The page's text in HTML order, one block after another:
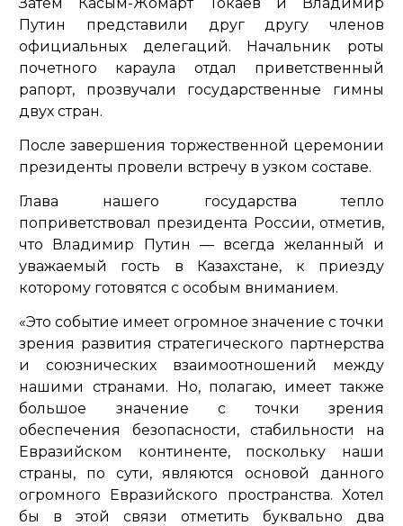
Путин представили друг другу членов
официальных делегаций. Начальник роты
почетного караула отдал приветственный
рапорт, прозвучали государственные гимны
двух стран.
После завершения торжественной церемонии
президенты провели встречу в узком составе.
Глава нашего государства тепло
поприветствовал президента России, отметив,
что Владимир Путин — всегда желанный и
уважаемый гость в Казахстане, к приезду
которому готовятся с особым вниманием.
«Это событие имеет огромное значение с точки
зрения развития стратегического партнерства
и союзнических взаимоотношений между
нашими странами. Но, полагаю, имеет также
большое значение с точки зрения
обеспечения безопасности, стабильности на
Евразийском континенте, поскольку наши
страны, по сути, являются основой данного
огромного Евразийского пространства. Хотел
бы в этой связи отметить буквально два